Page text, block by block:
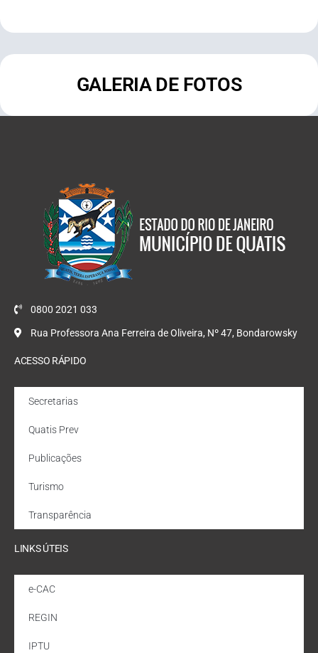
GALERIA DE FOTOS
0800 2021 033
Rua Professora Ana Ferreira de Oliveira, Nº 47, Bondarowsky
ACESSO RÁPIDO
Secretarias
Quatis Prev
Publicações
Turismo
Transparência
LINKS ÚTEIS
e-CAC
REGIN
IPTU